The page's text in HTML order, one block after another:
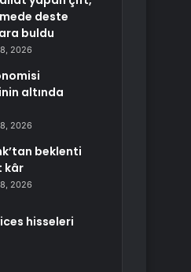
deste
buldu
2026
altında
2026
beklenti
kâr
2026
hisseleri